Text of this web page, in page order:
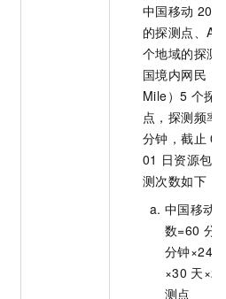
中国移动 20
的探测点、
个地域的探测
国境内网民（
Mile）5 个探
点，探测频率
分钟，截止 07
01 日资源包
测次数如下：
中国移动
数=60 分
分钟×24
×30 天×20
测点